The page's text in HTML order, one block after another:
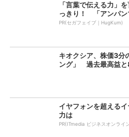
「言葉で伝える力」
っきり！ 「アンパン
PR(セガフェイブ｜HugKum)
キオクシア、株価3分
ング」 過去最高益
イヤフォンを超える
力は
PR(ITmedia ビジネスオンライ